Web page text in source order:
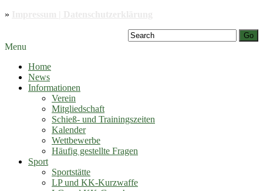
»
Go
Menu
Home
News
Informationen
Verein
Mitgliedschaft
Schieß- und Trainingszeiten
Kalender
Wettbewerbe
Häufig gestellte Fragen
Sport
Sportstätte
LP und KK-Kurzwaffe